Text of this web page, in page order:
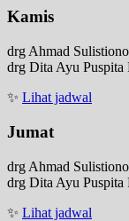
Kamis
drg Ahmad Sulistiono
drg Dita Ayu Puspita
✨ Lihat jadwal
Jumat
drg Ahmad Sulistiono
drg Dita Ayu Puspita
✨ Lihat jadwal